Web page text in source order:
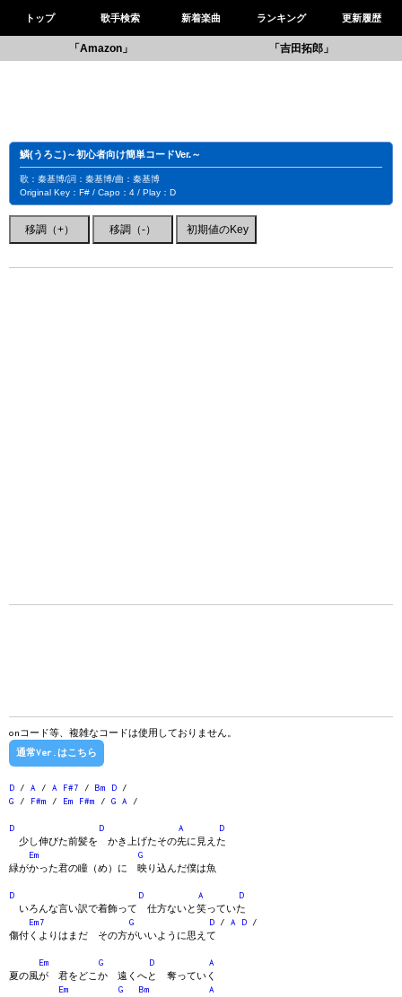
トップ 歌手検索 新着楽曲 ランキング 更新履歴
「Amazon」 「吉田拓郎」
鱗(うろこ)～初心者向け簡単コードVer.～
歌：秦基博/詞：秦基博/曲：秦基博
Original Key：F# / Capo：4 / Play：D
onコード等、複雑なコードは使用しておりません。
通常Ver.はこちら
D / A / A F#7 / Bm D /
G / F#m / Em F#m / G A /
D D A
D
少し伸びた前髪を かき上げたその先に見えた
Em
G
緑がかった君の瞳（め）に 映り込んだ僕は魚
D D A
D
いろんな言い訳で着飾って 仕方ないと笑っていた
Em7
G D / A D /
傷付くよりはまだ その方がいいように思えて
Em G D
A
夏の風が 君をどこか 遠くへと 奪っていく
Em
G Bm
A